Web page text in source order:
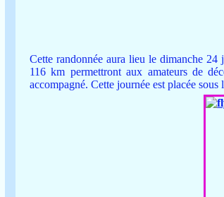
Cette randonnée aura lieu le dimanche
116 km permettront aux amateurs de
accompagné. Cette journée est placée